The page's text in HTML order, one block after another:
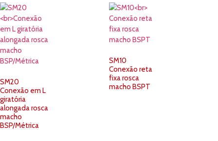
SM20
Conexão em L
giratória
alongada rosca
macho
BSP/Métrica
SM10
Conexão reta
fixa rosca
macho BSPT